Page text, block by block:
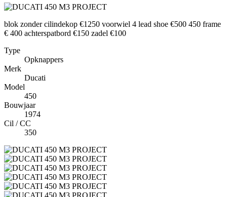
blok zonder cilindekop €1250 voorwiel 4 lead shoe €500 450 frame
€ 400 achterspatbord €150 zadel €100
Type
Opknappers
Merk
Ducati
Model
450
Bouwjaar
1974
Cil / CC
350